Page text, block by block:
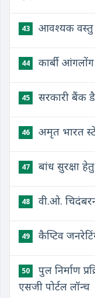
43 आवश्यक वस्तु
44 कार्बी
45 सरकारी बैंक
46 अमृत भारत
47 बांध सुरक्षा
48 वी.ओ.
49 कैप्टिव
50
पुल निर्माण
एसजी पोर्टल लॉन्च